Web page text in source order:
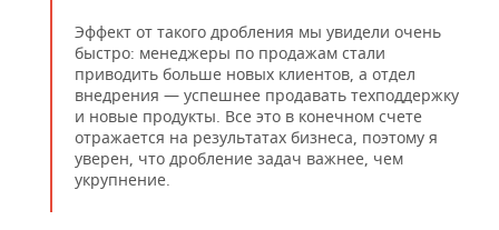
Эффект от такого дробления мы увидели очень
быстро: менеджеры по продажам стали
приводить больше новых клиентов, а отдел
внедрения — успешнее продавать техподдержку
и новые продукты. Все это в конечном счете
отражается на результатах бизнеса, поэтому я
уверен, что дробление задач важнее, чем
укрупнение.